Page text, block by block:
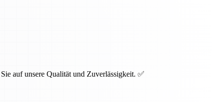
auf unsere Qualität und Zuverlässigkeit. ✅